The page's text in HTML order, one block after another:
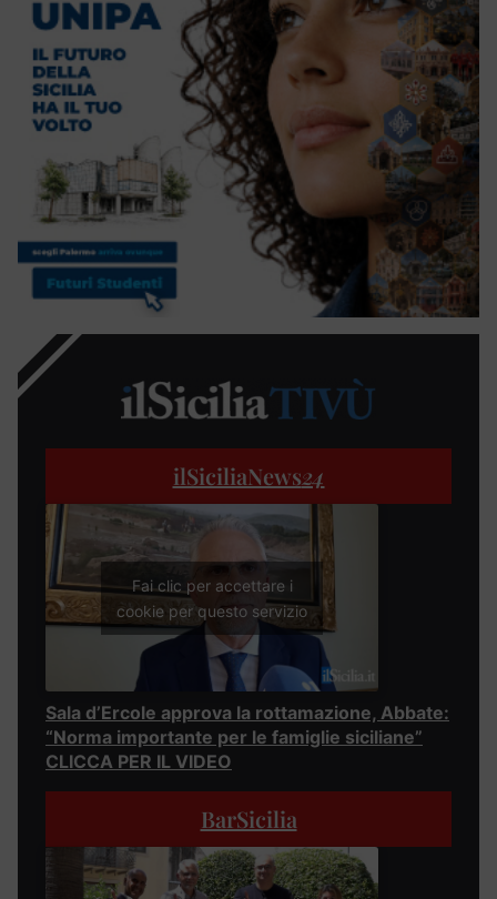
ilSiciliaNews24
Fai clic per accettare i
cookie per questo servizio
Sala d’Ercole approva la rottamazione, Abbate:
“Norma importante per le famiglie siciliane”
CLICCA PER IL VIDEO
BarSicilia